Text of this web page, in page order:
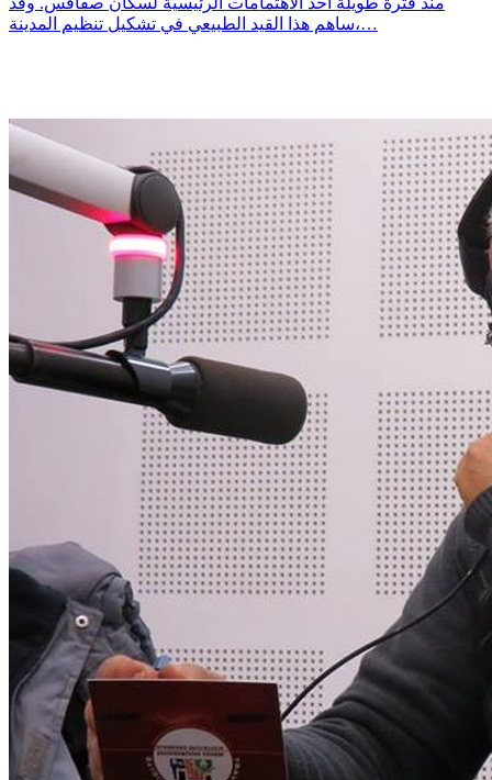
ساهم هذا القيد الطبيعي في تشكيل تنظيم المدينة،…